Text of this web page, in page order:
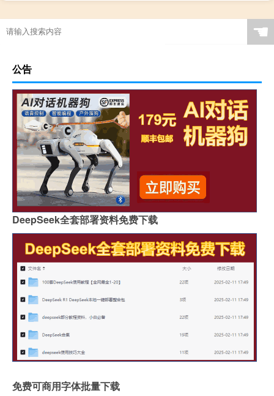
☚
公告
DeepSeek全套部署资料免费下载
免费可商用字体批量下载